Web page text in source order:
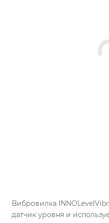
Вибровилка
датчик уровня и